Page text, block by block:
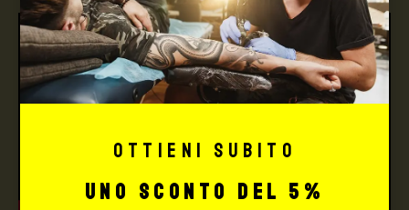
Ottieni subito
uno sconto del 5%